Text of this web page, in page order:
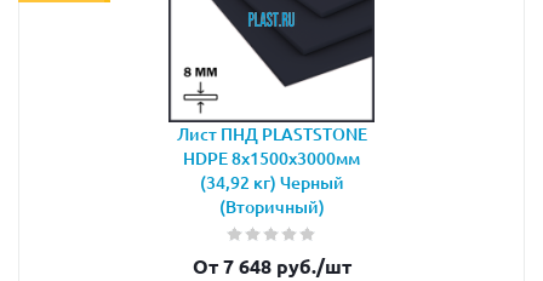
Лист ПНД PLASTSTONE
HDPE 8х1500х3000мм
(34,92 кг) Черный
(Вторичный)
От 7 648 руб./шт